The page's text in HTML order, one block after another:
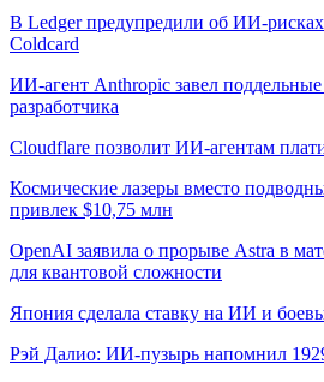
В Ledger предупредили об ИИ-
Coldcard
ИИ-агент Anthropic завел
разработчика
Cloudflare позволит ИИ-агентам
Космические лазеры вместо
привлек $10,75 млн
OpenAI заявила о прорыве Astra в
для квантовой сложности
Япония сделала ставку на ИИ и
Рэй Далио: ИИ-пузырь напомнил